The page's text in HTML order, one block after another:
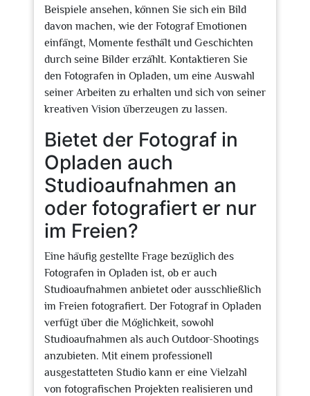
Beispiele ansehen, können Sie sich ein Bild
davon machen, wie der Fotograf Emotionen
einfängt, Momente festhält und Geschichten
durch seine Bilder erzählt. Kontaktieren Sie
den Fotografen in Opladen, um eine Auswahl
seiner Arbeiten zu erhalten und sich von seiner
kreativen Vision überzeugen zu lassen.
Bietet der Fotograf in
Opladen auch
Studioaufnahmen an
oder fotografiert er nur
im Freien?
Eine häufig gestellte Frage bezüglich des
Fotografen in Opladen ist, ob er auch
Studioaufnahmen anbietet oder ausschließlich
im Freien fotografiert. Der Fotograf in Opladen
verfügt über die Möglichkeit, sowohl
Studioaufnahmen als auch Outdoor-Shootings
anzubieten. Mit einem professionell
ausgestatteten Studio kann er eine Vielzahl
von fotografischen Projekten realisieren und